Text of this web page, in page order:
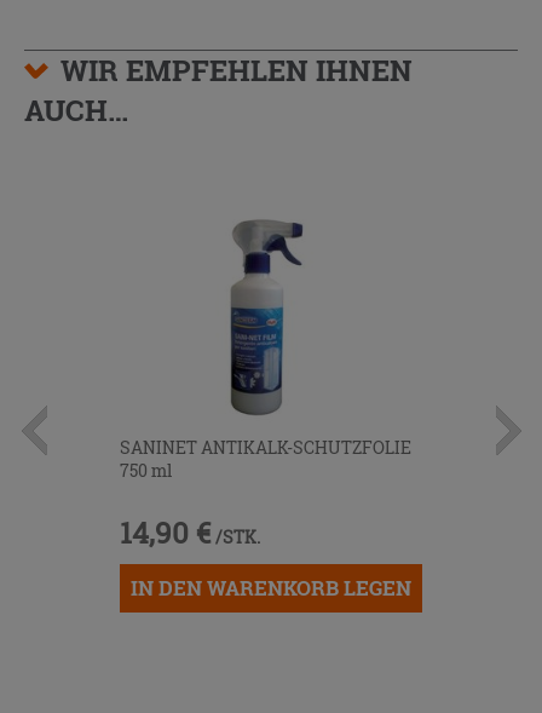
WIR EMPFEHLEN IHNEN
AUCH…
SANINET ANTIKALK-SCHUTZFOLIE
750 ml
14,90 € /STK.
IN DEN WARENKORB LEGEN